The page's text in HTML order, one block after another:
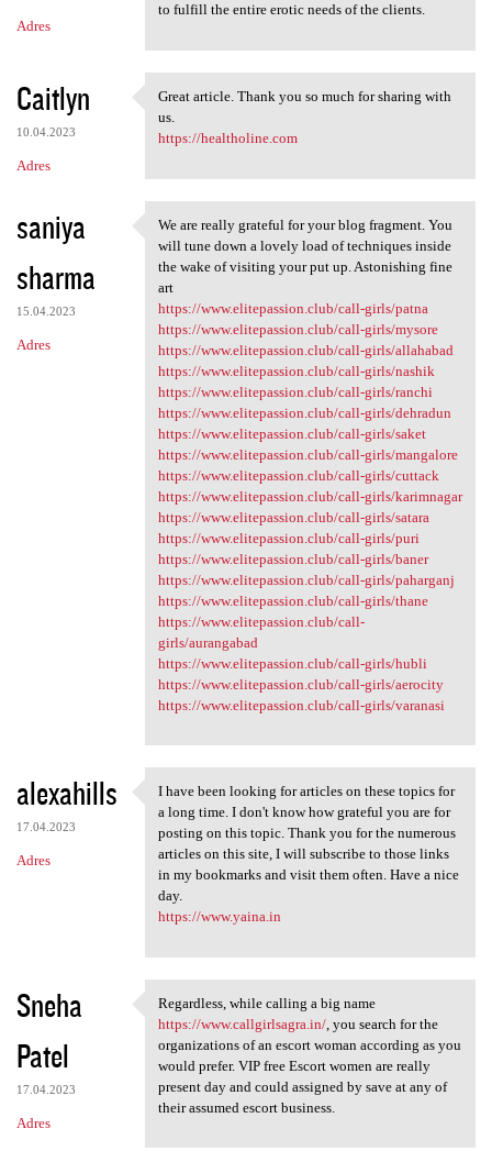
Adres
to fulfill the entire erotic needs of the clients.
Caitlyn
10.04.2023
Adres
Great article. Thank you so
Great article. Thank you so much for sharing with
us.
https://healtholine.com
saniya
sharma
15.04.2023
Adres
We are really grateful for
We are really grateful for your blog fragment. You
will tune down a lovely load of techniques inside
the wake of visiting your put up. Astonishing fine
art
https://www.elitepassion.club/call-girls/patna
https://www.elitepassion.club/call-girls/mysore
https://www.elitepassion.club/call-girls/allahabad
https://www.elitepassion.club/call-girls/nashik
https://www.elitepassion.club/call-girls/ranchi
https://www.elitepassion.club/call-girls/dehradun
https://www.elitepassion.club/call-girls/saket
https://www.elitepassion.club/call-girls/mangalore
https://www.elitepassion.club/call-girls/cuttack
https://www.elitepassion.club/call-girls/karimnagar
https://www.elitepassion.club/call-girls/satara
https://www.elitepassion.club/call-girls/puri
https://www.elitepassion.club/call-girls/baner
https://www.elitepassion.club/call-girls/paharganj
https://www.elitepassion.club/call-girls/thane
https://www.elitepassion.club/call-
girls/aurangabad
https://www.elitepassion.club/call-girls/hubli
https://www.elitepassion.club/call-girls/aerocity
https://www.elitepassion.club/call-girls/varanasi
alexahills
17.04.2023
Adres
I have been looking for
I have been looking for articles on these topics for
a long time. I don't know how grateful you are for
posting on this topic. Thank you for the numerous
articles on this site, I will subscribe to those links
in my bookmarks and visit them often. Have a nice
day.
https://www.yaina.in
Sneha
Patel
17.04.2023
Adres
Regardless, while calling a
Regardless, while calling a big name
https://www.callgirlsagra.in/, you search for the
organizations of an escort woman according as you
would prefer. VIP free Escort women are really
present day and could assigned by save at any of
their assumed escort business.